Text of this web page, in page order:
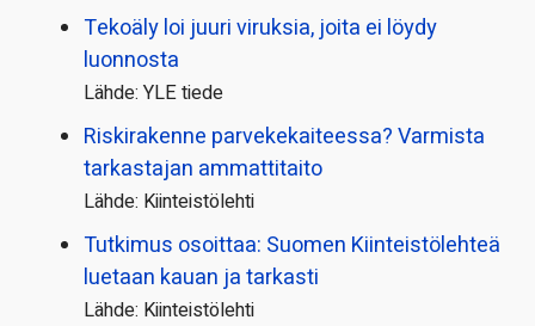
Tekoäly loi juuri viruksia, joita ei löydy
luonnosta
Lähde: YLE tiede
Riskirakenne parvekekaiteessa? Varmista
tarkastajan ammattitaito
Lähde: Kiinteistölehti
Tutkimus osoittaa: Suomen Kiinteistölehteä
luetaan kauan ja tarkasti
Lähde: Kiinteistölehti